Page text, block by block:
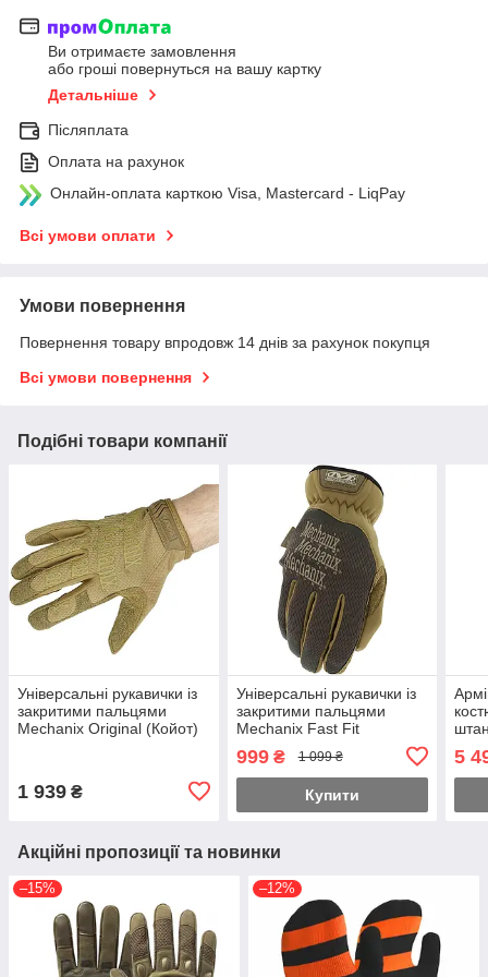
Ви отримаєте замовлення
або гроші повернуться на вашу картку
Детальніше
Післяплата
Оплата на рахунок
Онлайн-оплата карткою Visa, Mastercard - LiqPay
Всі умови оплати
Умови повернення
Повернення товару впродовж 14 днів за рахунок покупця
Всі умови повернення
Подібні товари компанії
Універсальні рукавички із
закритими пальцями
Mechanix Original (Койот)
1 939 ₴
Універсальні рукавички із
закритими пальцями
Mechanix Fast Fit
999₴ 1 099 ₴
Купити
5
Акційні пропозиції та новинки
–15% –12%